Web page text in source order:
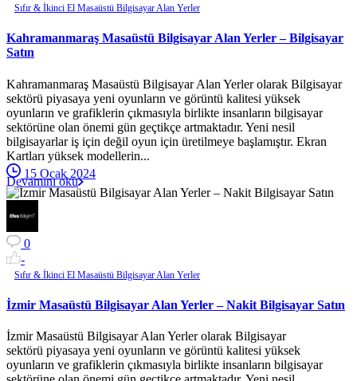
Sıfır & İkinci El Masaüstü Bilgisayar Alan Yerler
Kahramanmaraş Masaüstü Bilgisayar Alan Yerler – Bilgisayar
Satın
Kahramanmaraş Masaüstü Bilgisayar Alan Yerler olarak Bilgisayar
sektörü piyasaya yeni oyunların ve görüntü kalitesi yüksek
oyunların ve grafiklerin çıkmasıyla birlikte insanların bilgisayar
sektörüne olan önemi gün geçtikçe artmaktadır. Yeni nesil
bilgisayarlar iş için değil oyun için üretilmeye başlamıştır. Ekran
Kartları yüksek modellerin...
15 Ocak 2024
Devamını oku
0
-
Sıfır & İkinci El Masaüstü Bilgisayar Alan Yerler
İzmir Masaüstü Bilgisayar Alan Yerler – Nakit Bilgisayar Satın
İzmir Masaüstü Bilgisayar Alan Yerler olarak Bilgisayar
sektörü piyasaya yeni oyunların ve görüntü kalitesi yüksek
oyunların ve grafiklerin çıkmasıyla birlikte insanların bilgisayar